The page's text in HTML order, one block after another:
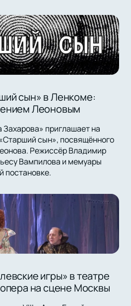
сын» в Ленкоме:
Леоновым
приглашает на
сын», посвящённого
Режиссёр Владимир
Вампилова и мемуары
постановке.
игры» в театре
на сцене Москвы